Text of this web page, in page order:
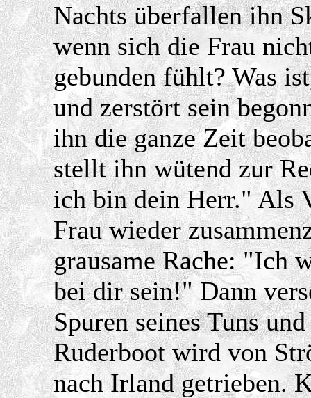
Nachts überfallen ihn
wenn sich die Frau
gebunden fühlt? Was
und zerstört sein
ihn die ganze Zeit
stellt ihn wütend zur
ich bin dein Herr." Als
Frau wieder
grausame Rache: "Ich
bei dir sein!" Dann
Spuren seines Tuns
Ruderboot wird von
nach Irland getrieben.